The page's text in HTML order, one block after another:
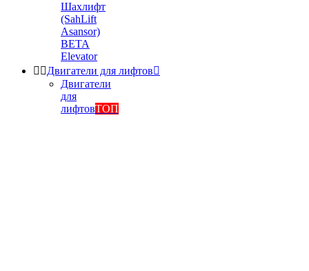
Шахлифт
(SahLift
Asansor)
BETA
Elevator
 Двигатели для лифтов
Двигатели
для
лифтовТОП